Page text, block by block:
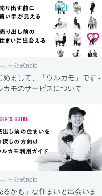
カモ公式note
めまして、「ウルカモ」です -
カモのサービスについて
カモ公式note
るかも」な住まいと出会いま